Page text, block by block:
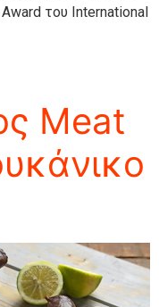
του International
Meat